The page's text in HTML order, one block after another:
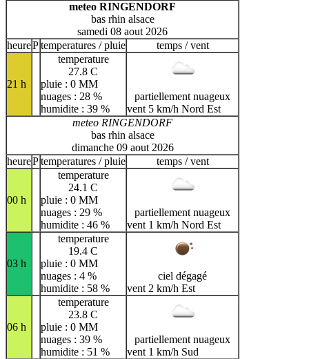
meteo RINGENDORF
bas rhin alsace
samedi 08 aout 2026
heurePtemperatures / pluie temps / vent
21 h
temperature
27.8 C
pluie : 0 MM
nuages : 28 %
humidite : 39 %
partiellement nuageux
vent 5 km/h Nord Est
meteo RINGENDORF
bas rhin alsace
dimanche 09 aout 2026
heurePtemperatures / pluie temps / vent
00 h
temperature
24.1 C
pluie : 0 MM
nuages : 29 %
humidite : 46 %
partiellement nuageux
vent 1 km/h Nord Est
03 h
temperature
19.4 C
pluie : 0 MM
nuages : 4 %
humidite : 58 %
ciel dégagé
vent 2 km/h Est
06 h
temperature
23.8 C
pluie : 0 MM
nuages : 39 %
humidite : 51 %
partiellement nuageux
vent 1 km/h Sud